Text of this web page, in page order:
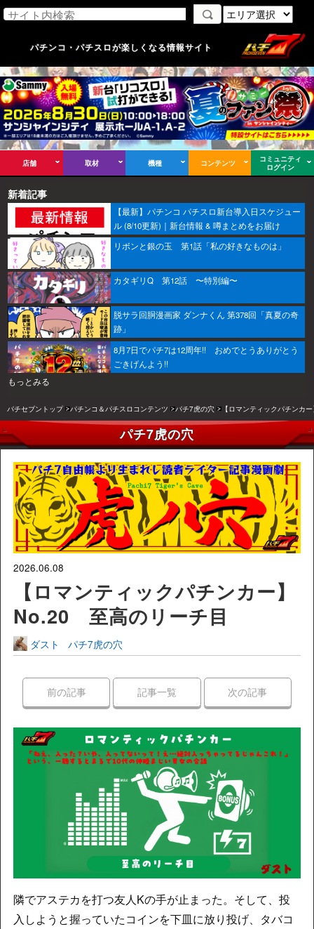
パチンコ・パチスロが楽しくなる情報サイト
店舗 取材 機種 コンテンツ
コミュニティ
ログイン
新着記事
【最新】パチンコ パチスロ新台導入日スケジュー
ル (8/10更新)｜新台情報 & 噂まとめをお届け
リボンと銀の玉 第1話「私の好きなものは」
カタギリQ 第12話 〜特別編〜
脱サラ回胴漫画家 ダンナくん 第378回「真夏の奇
跡」
8月7日でパチ7は12周年!! おめでとうありがとう
ごきげんよう!!
もっとみる
パチセブントップ パチンコ＆パチスロコンテンツ パチ7虎の穴 【ロマンティックパチン
パチ7虎の穴
2026.06.08
【ロマンティックパチンカー】
No.20 至高のリーチ目
ダスト パチ7虎の穴
前の記事 記事一覧 次の記事
隣でアステカを打つ友人Kの手が止まった。そして、投
入しようと握っていたコインを下皿に放り投げ、タバコ